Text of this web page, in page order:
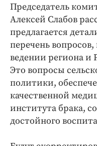
Председатель
Алексей Слабов
предлагается
перечень
ведении региона и
Это вопросы
политики,
качественной
института брака,
достойного